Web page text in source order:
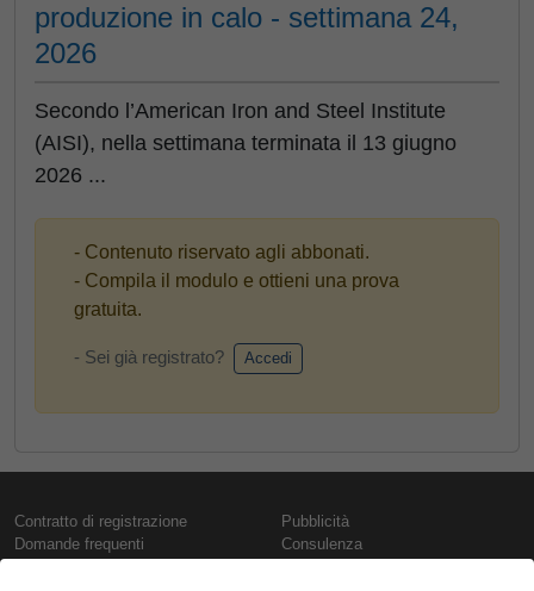
produzione in calo - settimana 24,
2026
Secondo l’American Iron and Steel Institute
(AISI), nella settimana terminata il 13 giugno
2026 ...
- Contenuto riservato agli abbonati.
- Compila il modulo e ottieni una prova
gratuita.
- Sei già registrato? Accedi
Contratto di registrazione
Domande frequenti
Pubblicità
Consulenza